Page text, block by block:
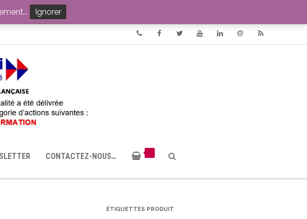
EN SANTÉ SEXUELLE
CONTACTEZ-NOUS…
ÉTIQUETTES PRODUIT
Ignorer